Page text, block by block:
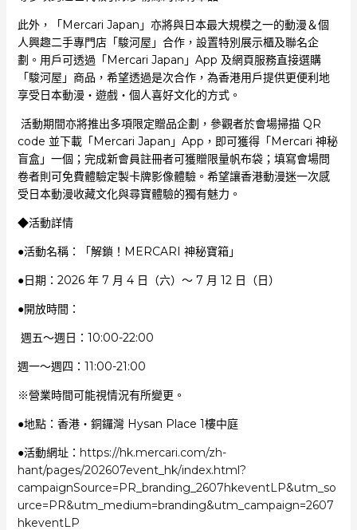
此外，「Mercari Japan」亦將與日本最大規模之一的動漫＆個
人興趣二手專門店「駿河屋」合作，設置特別展示櫃及聯名企
劃。用戶可透過「Mercari Japan」App 及網頁服務直接選購
「駿河屋」商品，希望透過是次合作，為香港用戶提供更便利地
享受日本動漫・遊戲・個人喜好文化的方式。
活動期間亦將推出多項限定贈品企劃，參觀者於會場掃描 QR
code 並下載「Mercari Japan」App，即可獲得「Mercari 神秘
盲盒」一個；完成新會員註冊者可獲贈限量帆布袋；填寫會場問
卷者則可免費體驗定製卡牌影像體驗。希望讓香港動漫迷一次感
受日本動漫收藏文化與尋寶體驗的獨有魅力。
◆活動詳情
●活動名稱：「解鎖！MERCARI 神秘寶箱」
●日期：2026 年 7 月 4 日（六）～ 7 月 12 日（日）
●開放時間：
週五～週日：10:00-22:00
週一～週四：11:00-21:00
※營業時間可能視情況有所變更。
●地點：香港・銅鑼灣 Hysan Place 1樓中庭
●活動網址： https://hk.mercari.com/zh-
hant/pages/202607event_hk/index.html?
campaignSource=PR_branding_2607hkeventLP&utm_so
urce=PR&utm_medium=branding&utm_campaign=2607
hkeventLP